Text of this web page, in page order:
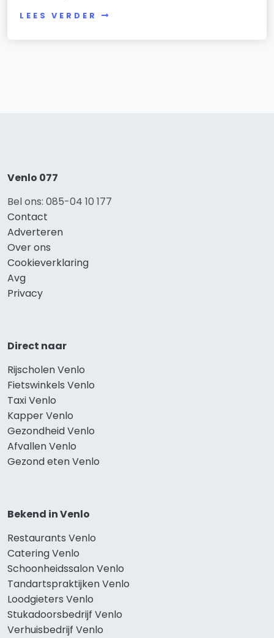
LEES VERDER
Venlo 077
Bel ons: 085-04 10 177
Contact
Adverteren
Over ons
Cookieverklaring
Avg
Privacy
Direct naar
Rijscholen Venlo
Fietswinkels Venlo
Taxi Venlo
Kapper Venlo
Gezondheid Venlo
Afvallen Venlo
Gezond eten Venlo
Bekend in Venlo
Restaurants Venlo
Catering Venlo
Schoonheidssalon Venlo
Tandartspraktijken Venlo
Loodgieters Venlo
Stukadoorsbedrijf Venlo
Verhuisbedrijf Venlo